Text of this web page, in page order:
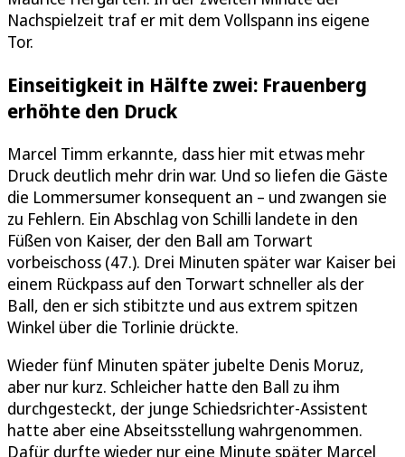
Nachspielzeit traf er mit dem Vollspann ins eigene
Tor.
Einseitigkeit in Hälfte zwei: Frauenberg
erhöhte den Druck
Marcel Timm erkannte, dass hier mit etwas mehr
Druck deutlich mehr drin war. Und so liefen die Gäste
die Lommersumer konsequent an – und zwangen sie
zu Fehlern. Ein Abschlag von Schilli landete in den
Füßen von Kaiser, der den Ball am Torwart
vorbeischoss (47.). Drei Minuten später war Kaiser bei
einem Rückpass auf den Torwart schneller als der
Ball, den er sich stibitzte und aus extrem spitzen
Winkel über die Torlinie drückte.
Wieder fünf Minuten später jubelte Denis Moruz,
aber nur kurz. Schleicher hatte den Ball zu ihm
durchgesteckt, der junge Schiedsrichter-Assistent
hatte aber eine Abseitsstellung wahrgenommen.
Dafür durfte wieder nur eine Minute später Marcel